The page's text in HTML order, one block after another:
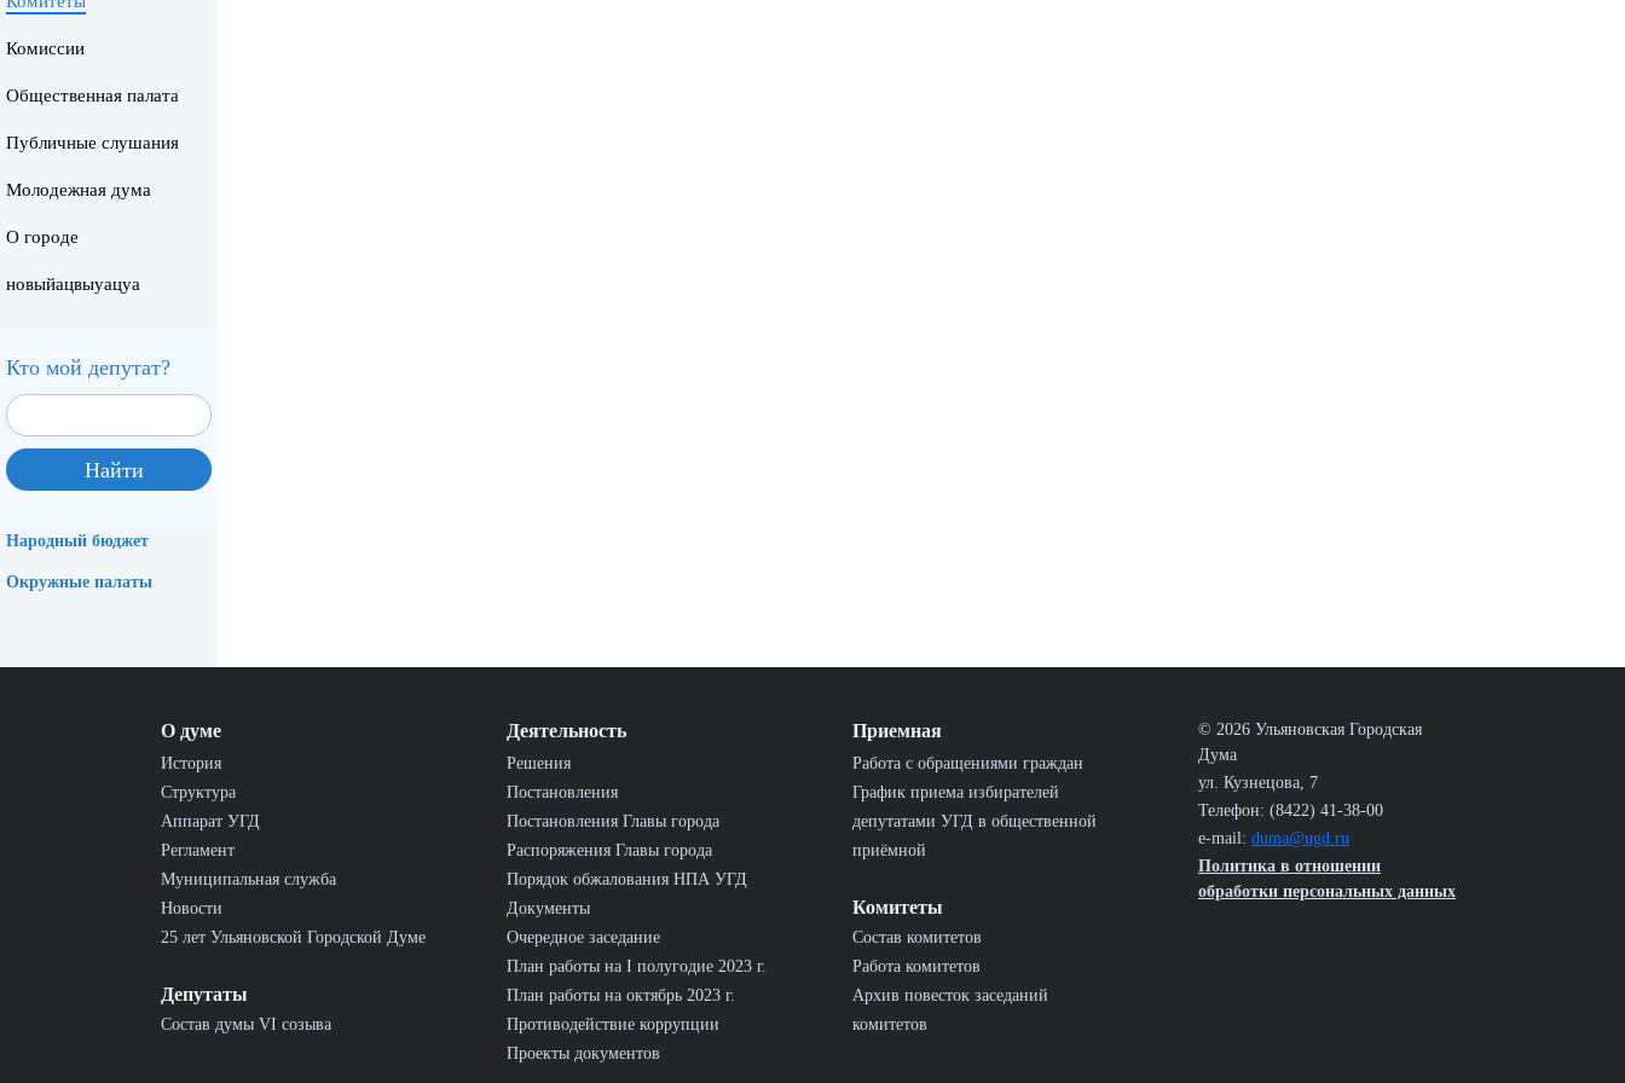
Комиссии
Общественная палата
Публичные слушания
Молодежная дума
О городе
новыйацвыуацуа
Кто мой депутат?
Народный бюджет
Окружные палаты
О думе
История
Структура
Аппарат УГД
Регламент
Муниципальная служба
Новости
25 лет Ульяновской Городской Думе
Депутаты
Состав думы VI созыва
Деятельность
Решения
Постановления
Постановления Главы города
Распоряжения Главы города
Порядок обжалования НПА УГД
Документы
Очередное заседание
План работы на I полугодие 2023 г.
План работы на октябрь 2023 г.
Противодействие коррупции
Проекты документов
Приемная
Работа с обращениями граждан
График приема избирателей
депутатами УГД в общественной
приёмной
Комитеты
Состав комитетов
Работа комитетов
Архив повесток заседаний
комитетов
© 2026 Ульяновская Городская
Дума
ул. Кузнецова, 7
Телефон: (8422) 41-38-00
e-mail: duma@ugd.ru
Политика в отношении
обработки персональных данных